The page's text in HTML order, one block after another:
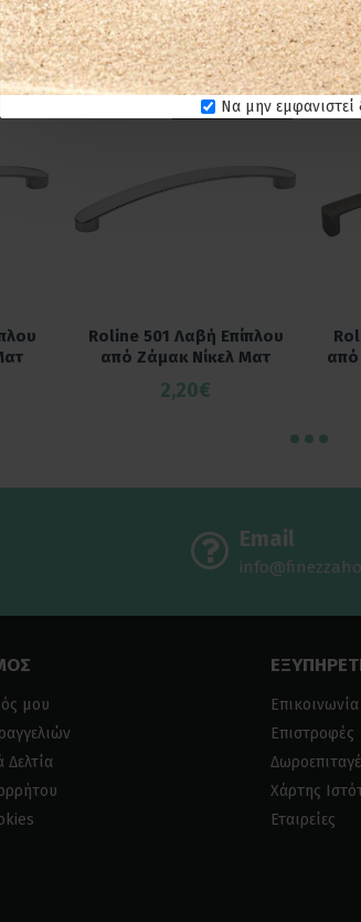
Να μην εμφανιστεί
ΕΤΟΙΜΟΠΑΡΑΔΟΤΟ
Roline 501 Λαβή Επίπλου
από Ζάμακ Νίκελ Ματ
2,20€
από
Email
μου
Δελτία
Επικοινωνία
Επιστροφές
Χάρτης
Εταιρείες